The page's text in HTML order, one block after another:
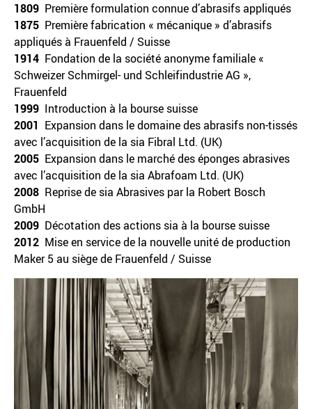
1809 Première formulation connue d’abrasifs appliqués
1875 Première fabrication « mécanique » d’abrasifs
appliqués à Frauenfeld / Suisse
1914 Fondation de la société anonyme familiale «
Schweizer Schmirgel- und Schleifindustrie AG »,
Frauenfeld
1999 Introduction à la bourse suisse
2001 Expansion dans le domaine des abrasifs non-tissés
avec l’acquisition de la sia Fibral Ltd. (UK)
2005 Expansion dans le marché des éponges abrasives
avec l’acquisition de la sia Abrafoam Ltd. (UK)
2008 Reprise de sia Abrasives par la Robert Bosch
GmbH
2009 Décotation des actions sia à la bourse suisse
2012 Mise en service de la nouvelle unité de production
Maker 5 au siège de Frauenfeld / Suisse